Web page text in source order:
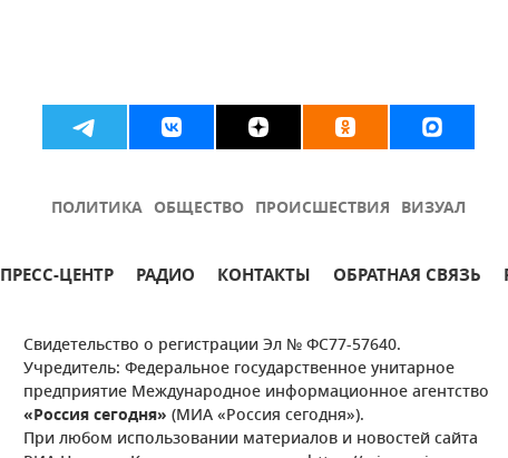
ПОЛИТИКА ОБЩЕСТВО ПРОИСШЕСТВИЯ ВИЗУАЛ
ПРЕСС-ЦЕНТР РАДИО КОНТАКТЫ ОБРАТНАЯ СВЯЗЬ
Свидетельство о регистрации Эл № ФС77-57640.
Учредитель: Федеральное государственное унитарное
предприятие Международное информационное агентство
«Россия сегодня» (МИА «Россия сегодня»).
При любом использовании материалов и новостей сайта